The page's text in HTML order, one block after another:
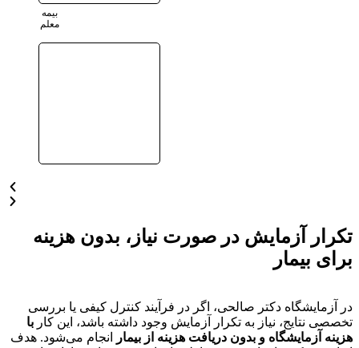
بیمه
معلم
تکرار آزمایش در صورت نیاز، بدون هزینه
برای بیمار
در آزمایشگاه دکتر صالحی، اگر در فرآیند کنترل کیفی یا بررسی
تخصصی نتایج، نیاز به تکرار آزمایش وجود داشته باشد، این کار با
هزینه آزمایشگاه و بدون دریافت هزینه از بیمار
انجام می‌شود. هدف